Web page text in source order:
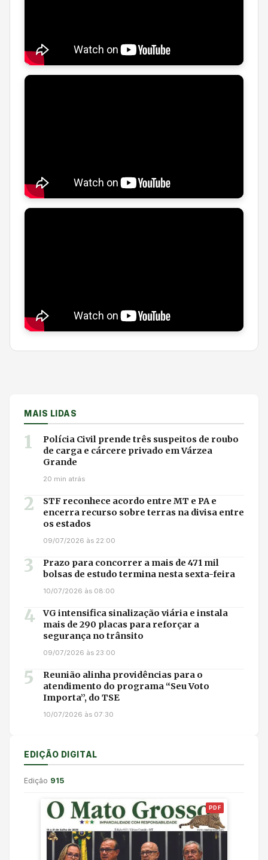
MAIS LIDAS
1
Polícia Civil prende três suspeitos de roubo
de carga e cárcere privado em Várzea
Grande
20 min atrás
2
STF reconhece acordo entre MT e PA e
encerra recurso sobre terras na divisa entre
os estados
09/07/2026 às 22:00
3
Prazo para concorrer a mais de 471 mil
bolsas de estudo termina nesta sexta-feira
10/07/2026 às 08:00
4
VG intensifica sinalização viária e instala
mais de 290 placas para reforçar a
segurança no trânsito
09/07/2026 às 23:00
5
Reunião alinha providências para o
atendimento do programa “Seu Voto
Importa”, do TSE
10/07/2026 às 07:30
EDIÇÃO DIGITAL
Edição 915
PDF